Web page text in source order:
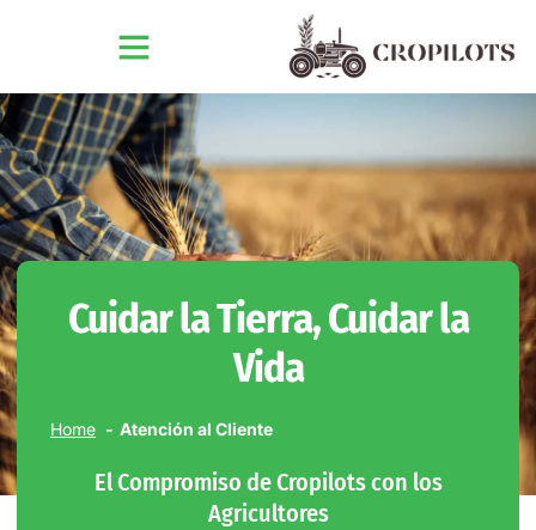
Cuidar la Tierra, Cuidar la
Vida
Home Atención al Cliente
El Compromiso de Cropilots con los
Agricultores